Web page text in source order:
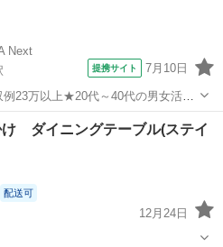
Next
提携サイト 7月10日
23万以上★20代～40代の男女活躍
マイカー通勤OK＆無料駐車場完
城県黒川郡大和町》 人気の工
配送可
12月24日